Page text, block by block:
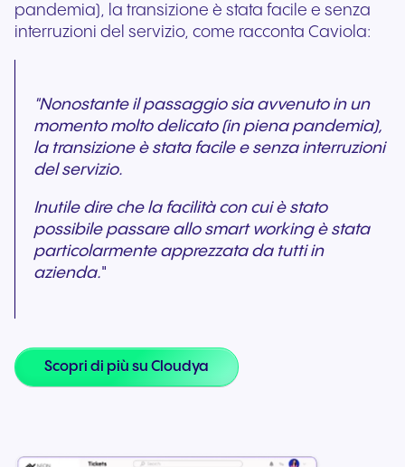
pandemia), la transizione è stata facile e senza
interruzioni del servizio, come racconta Caviola:
"Nonostante il passaggio sia avvenuto in un
momento molto delicato (in piena pandemia),
la transizione è stata facile e senza interruzioni
del servizio.
Inutile dire che la facilità con cui è stato
possibile passare allo smart working è stata
particolarmente apprezzata da tutti in
azienda."
Scopri di più su Cloudya